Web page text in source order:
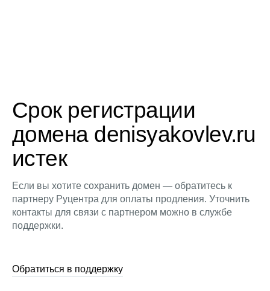
Срок регистрации
домена denisyakovlev.ru
истек
Если вы хотите сохранить домен — обратитесь к
партнеру Руцентра для оплаты продления. Уточнить
контакты для связи с партнером можно в службе
поддержки.
Обратиться в поддержку